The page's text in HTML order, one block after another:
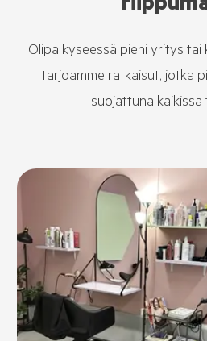
Olipa kyseessä pieni yritys
tarjoamme ratkaisut, jotka
suojattuna kaikissa